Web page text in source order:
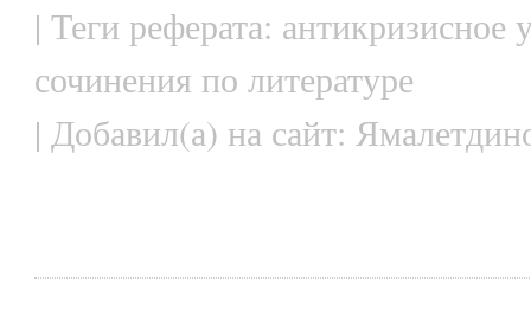
| Теги реферата: антикризисное
сочинения по литературе
| Добавил(а) на сайт: